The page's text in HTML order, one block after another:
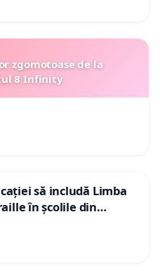
zgomotoase de la
8 Infinity
să includă Limba
în școlile din